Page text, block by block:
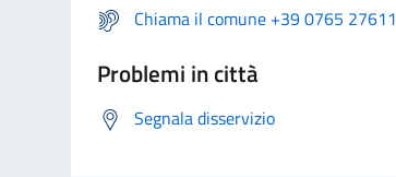
Chiama il comune +39 0765 27611
Problemi in città
Segnala disservizio